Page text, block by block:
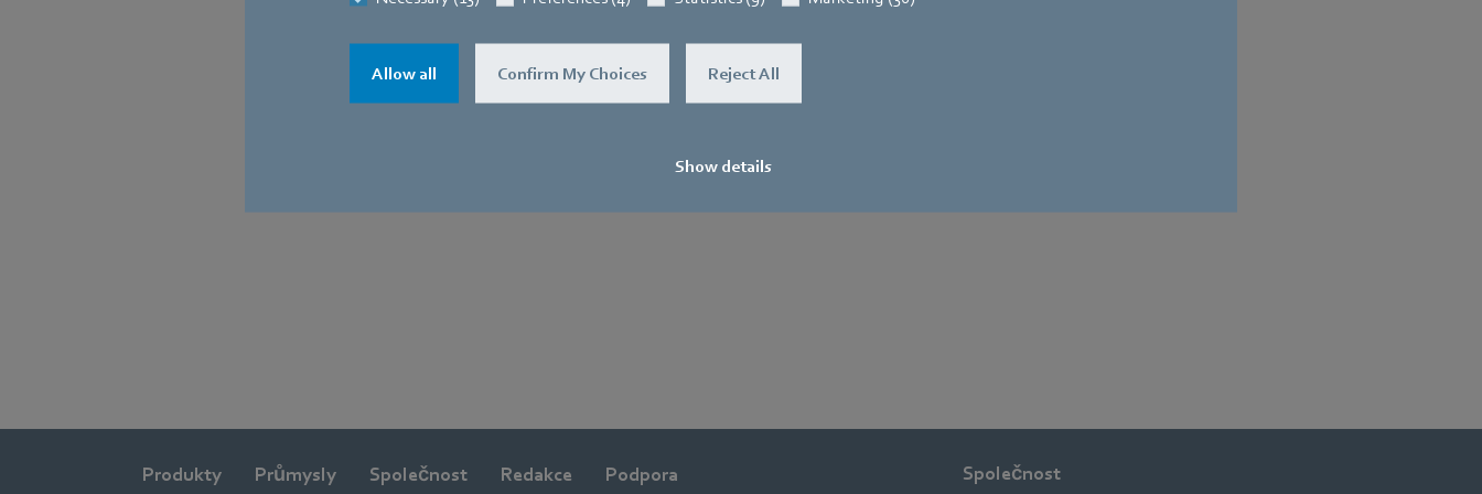
Allow all Confirm My Choices Reject All
Show details
Produkty Průmysly Společnost Redakce Podpora Společnost